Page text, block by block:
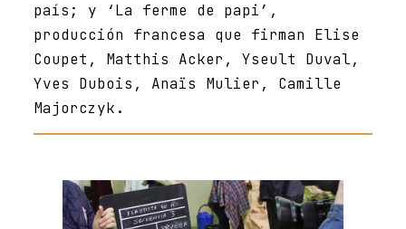
país; y ‘La ferme de papi’,
producción francesa que firman Elise
Coupet, Matthis Acker, Yseult Duval,
Yves Dubois, Anaïs Mulier, Camille
Majorczyk.